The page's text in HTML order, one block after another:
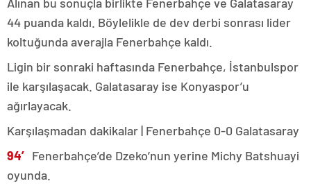
44 puanda kaldı. Böylelikle de dev derbi sonrası lider
koltuğunda averajla Fenerbahçe kaldı.
Ligin bir sonraki haftasında Fenerbahçe, İstanbulspor
ile karşılaşacak. Galatasaray ise Konyaspor’u
ağırlayacak.
Karşılaşmadan dakikalar | Fenerbahçe 0-0 Galatasaray
94′ Fenerbahçe’de Dzeko’nun yerine Michy Batshuayi
oyunda.